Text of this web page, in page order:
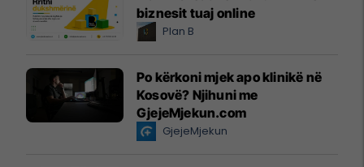
biznesit tuaj online
Plan B
Po kërkoni mjek apo klinikë në
Kosovë? Njihuni me
GjejeMjekun.com
GjejeMjekun